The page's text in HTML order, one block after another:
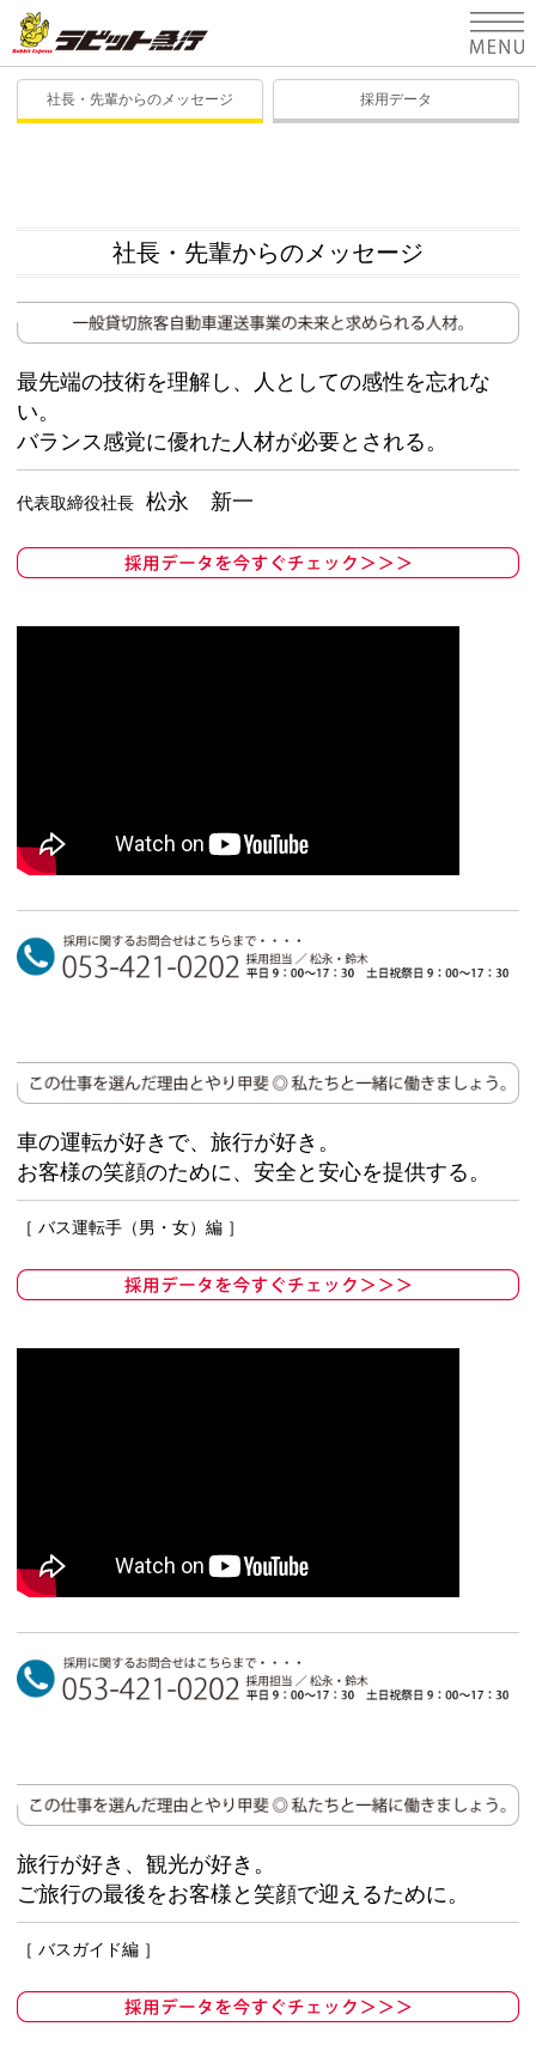
HOME
会社概要
お問い合わせフォーム
社長・先輩からのメッセージ 採用データ
社長・先輩からのメッセージ
最先端の技術を理解し、人としての感性を忘れな
い。
バランス感覚に優れた人材が必要とされる。
代表取締役社長 松永 新一
車の運転が好きで、旅行が好き。
お客様の笑顔のために、安全と安心を提供する。
［ バス運転手（男・女）編 ］
旅行が好き、観光が好き。
ご旅行の最後をお客様と笑顔で迎えるために。
［ バスガイド編 ］